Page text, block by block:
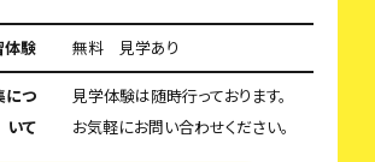
体験 無料 見学あり
につ
いて
見学体験は随時行っております。
お気軽にお問い合わせください。